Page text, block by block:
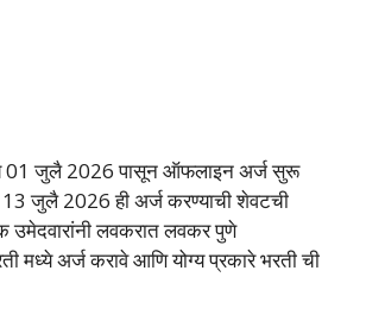
01 जुलै 2026 पासून ऑफलाइन अर्ज सुरू
जुलै 2026 ही अर्ज करण्याची शेवटची
लवकरात लवकर पुणे
मध्ये अर्ज करावे आणि योग्य प्रकारे भरती ची